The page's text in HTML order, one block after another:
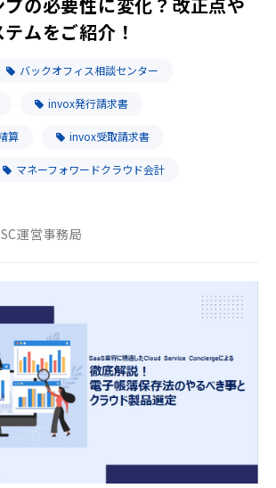
ムをご紹介！
バックオフィス相談センター
invox発行請求書
算 invox受取請求書
マネーフォワードクラウド会計
運営事務局